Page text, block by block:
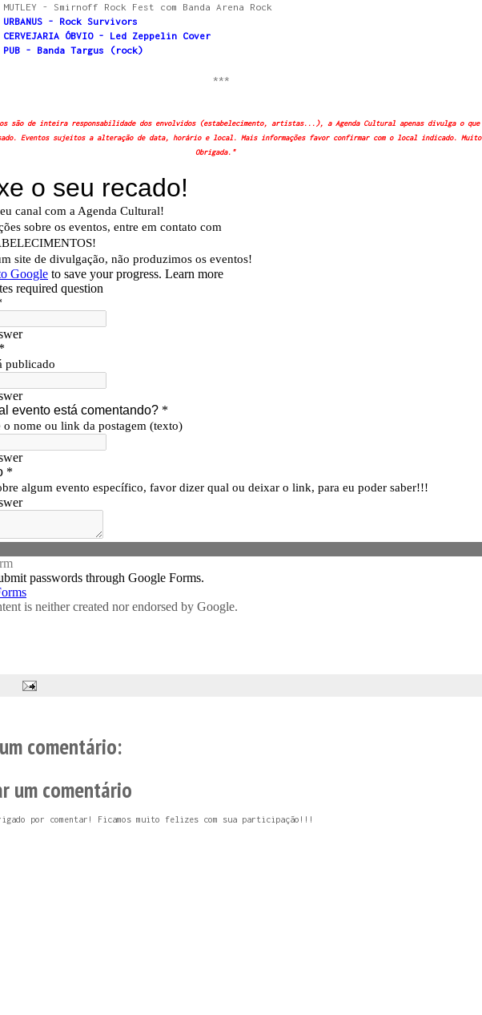
- Smirnoff Rock Fest com Banda Arena Rock
- Rock Survivors
ÓBVIO - Led Zeppelin Cover
- Banda Targus (rock)
***
são de inteira responsabilidade dos envolvidos (estabelecimento, artistas...), a Agenda Cultural apenas divulga o que
Eventos sujeitos a alteração de data, horário e local. Mais informações favor confirmar com o local indicado. Muito
Obrigada."
comentário:
um comentário
por comentar! Ficamos muito felizes com sua participação!!!